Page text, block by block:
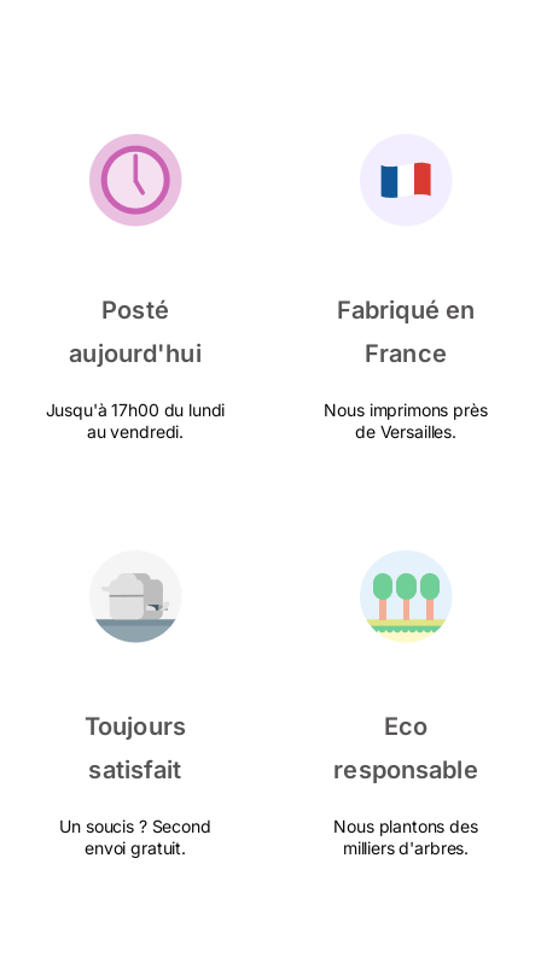
Posté
aujourd'hui
Jusqu'à 17h00 du lundi
au vendredi.
Fabriqué en
France
Nous imprimons près
de Versailles.
Toujours
satisfait
Un soucis ? Second
envoi gratuit.
Eco
responsable
Nous plantons des
milliers d'arbres.